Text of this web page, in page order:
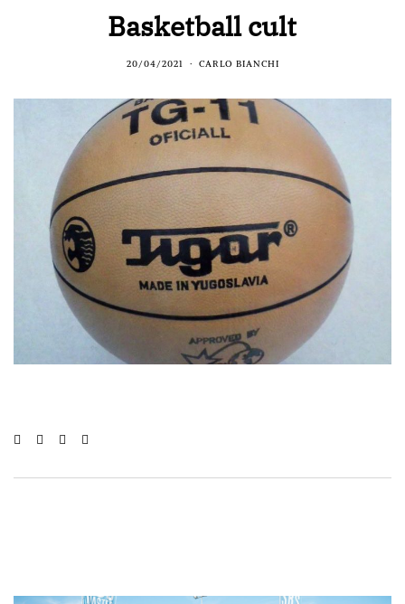
Basketball cult
20/04/2021 CARLO BIANCHI